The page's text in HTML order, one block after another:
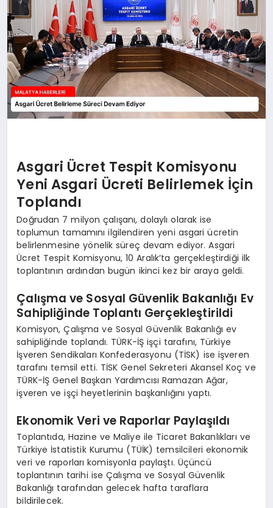
SAĞLIK
SIYASET
SPOR
Asgari Ücret Tespit Komisyonu
Yeni Asgari Ücreti Belirlemek İçin
Toplandı
Doğrudan 7 milyon çalışanı, dolaylı olarak ise
toplumun tamamını ilgilendiren yeni asgari ücretin
belirlenmesine yönelik süreç devam ediyor. Asgari
Ücret Tespit Komisyonu, 10 Aralık’ta gerçekleştirdiği ilk
toplantının ardından bugün ikinci kez bir araya geldi.
Çalışma ve Sosyal Güvenlik Bakanlığı Ev
Sahipliğinde Toplantı Gerçekleştirildi
Komisyon, Çalışma ve Sosyal Güvenlik Bakanlığı ev
sahipliğinde toplandı. TÜRK-İŞ işçi tarafını, Türkiye
İşveren Sendikaları Konfederasyonu (TİSK) ise işveren
tarafını temsil etti. TİSK Genel Sekreteri Akansel Koç ve
TÜRK-İŞ Genel Başkan Yardımcısı Ramazan Ağar,
işveren ve işçi heyetlerinin başkanlığını yaptı.
Ekonomik Veri ve Raporlar Paylaşıldı
Toplantıda, Hazine ve Maliye ile Ticaret Bakanlıkları ve
Türkiye İstatistik Kurumu (TÜİK) temsilcileri ekonomik
veri ve raporları komisyonla paylaştı. Üçüncü
toplantının tarihi ise Çalışma ve Sosyal Güvenlik
Bakanlığı tarafından gelecek hafta taraflara
bildirilecek.